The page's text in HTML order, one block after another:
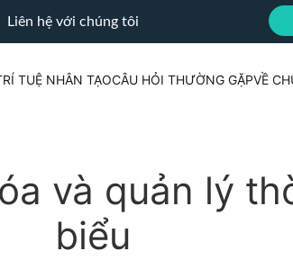
Liên hệ với chúng tôi
TUỆ NHÂN TẠOCÂU HỎI THƯỜNG GẶPVỀ
và quản lý
biểu